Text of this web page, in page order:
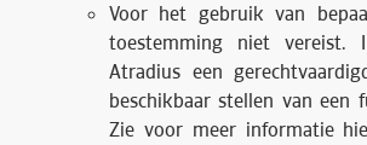
Voor het gebruik van
toestemming niet
Atradius een
beschikbaar stellen van een
Zie voor meer informatie